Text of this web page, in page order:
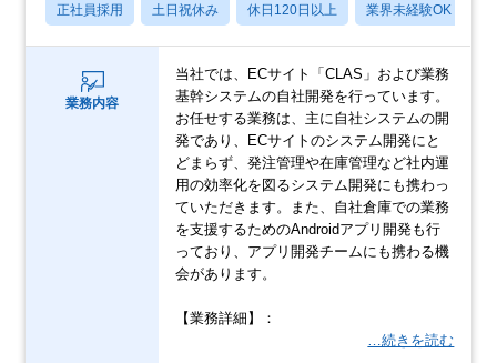
正社員採用 土日祝休み 休日120日以上 業界未経験OK
業務内容
当社では、ECサイト「CLAS」および業務
基幹システムの自社開発を行っています。
お任せする業務は、主に自社システムの開
発であり、ECサイトのシステム開発にと
どまらず、発注管理や在庫管理など社内運
用の効率化を図るシステム開発にも携わっ
ていただきます。また、自社倉庫での業務
を支援するためのAndroidアプリ開発も行
っており、アプリ開発チームにも携わる機
会があります。
【業務詳細】：
…続きを読む